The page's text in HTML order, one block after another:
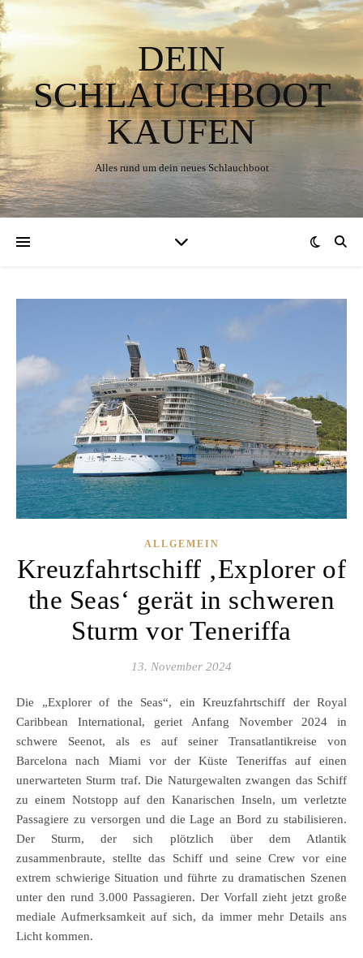
DEIN
SCHLAUCHBOOT
KAUFEN
Alles rund um dein neues Schlauchboot
ALLGEMEIN
Kreuzfahrtschiff ‚Explorer of
the Seas‘ gerät in schweren
Sturm vor Teneriffa
13. November 2024
Die „Explorer of the Seas“, ein Kreuzfahrtschiff der Royal
Caribbean International, geriet Anfang November 2024 in
schwere Seenot, als es auf seiner Transatlantikreise von
Barcelona nach Miami vor der Küste Teneriffas auf einen
unerwarteten Sturm traf. Die Naturgewalten zwangen das Schiff
zu einem Notstopp auf den Kanarischen Inseln, um verletzte
Passagiere zu versorgen und die Lage an Bord zu stabilisieren.
Der Sturm, der sich plötzlich über dem Atlantik
zusammenbraute, stellte das Schiff und seine Crew vor eine
extrem schwierige Situation und führte zu dramatischen Szenen
unter den rund 3.000 Passagieren. Der Vorfall zieht jetzt große
mediale Aufmerksamkeit auf sich, da immer mehr Details ans
Licht kommen.